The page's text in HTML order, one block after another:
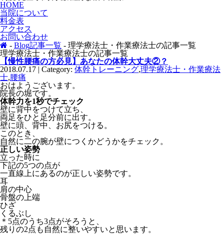
HOME
当院について
料金表
アクセス
お問い合わせ
- Blog記事一覧 - 理学療法士・作業療法士の記事一覧
理学療法士・作業療法士の記事一覧
【慢性腰痛の方必見】あなたの体幹大丈夫②？
2018.07.17 | Category: 体幹トレーニング,理学療法士・作業療法
士,腰痛
おはようございます。
院長の堀です。
体幹力を1秒でチェック
壁に背中をつけて立ち、
両足をひと足分前に出す。
壁に頭、背中、お尻をつける。
このとき、
自然に二の腕が壁につくかどうかをチェック。
正しい姿勢
立った時に
下記の5つの点が
一直線上にあるのが正しい姿勢です。
耳
肩の中心
骨盤の上端
ひざ
くるぶし
＊5点のうち3点がそろうと、
残りの2点も自然に整いやすいと思います。